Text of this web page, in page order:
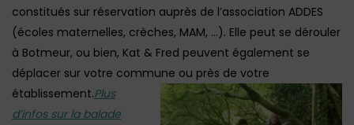
constitués sur réservation auprès de l’association ADDES
(écoles maternelles, crèches, MAM, …). Elle peut se dérouler
à Botmeur, ou bien, Kat & Fred peuvent également se
déplacer sur votre commune ou près de votre
établissement.Plus
d’infos sur la balade